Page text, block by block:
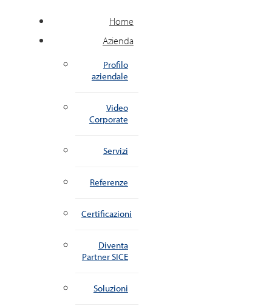
Home
Azienda
Profilo
aziendale
Video
Corporate
Servizi
Referenze
Certificazioni
Diventa
Partner SICE
Soluzioni